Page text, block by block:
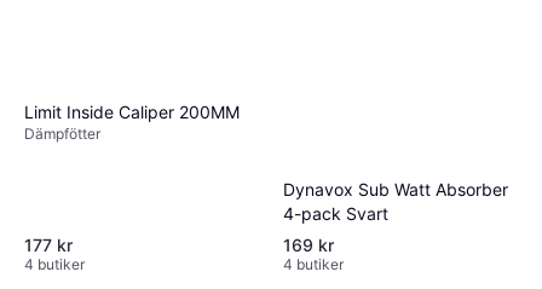
Limit Inside Caliper 200MM
Dämpfötter
177 kr
4 butiker
Dynavox Sub Watt Absorber
4-pack Svart
169 kr
4 butiker